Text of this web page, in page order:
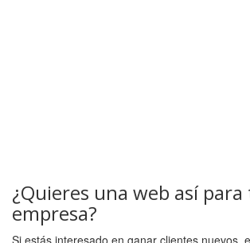
¿Quieres una web así para
empresa?
Si estás interesado en ganar clientes nuevos,